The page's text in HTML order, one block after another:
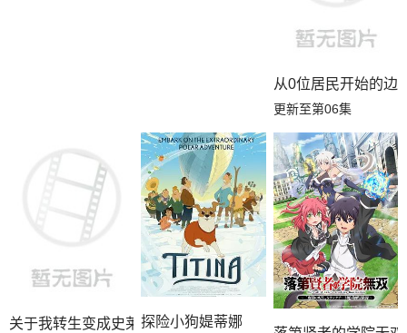
从0位居民开始的边
更新至第06集
关于我转生变成史莱姆这档事第四季
探险小狗媞蒂娜